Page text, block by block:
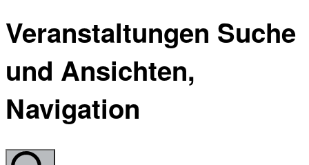
Veranstaltungen Suche
und Ansichten,
Navigation